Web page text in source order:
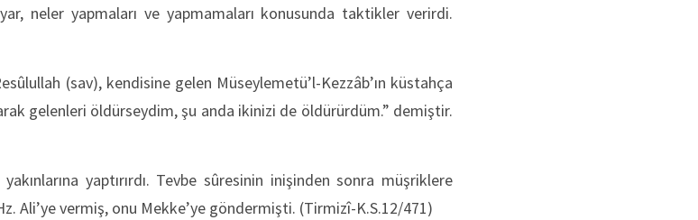
neler yapmaları ve yapmamaları konusunda taktikler verirdi.
(sav), kendisine gelen Müseylemetü’l-Kezzâb’ın küstahça
gelenleri öldürseydim, şu anda ikinizi de öldürürdüm.” demiştir.
yaptırırdı. Tevbe sûresinin inişinden sonra müşriklere
Ali’ye vermiş, onu Mekke’ye göndermişti. (Tirmizî-K.S.12/471)